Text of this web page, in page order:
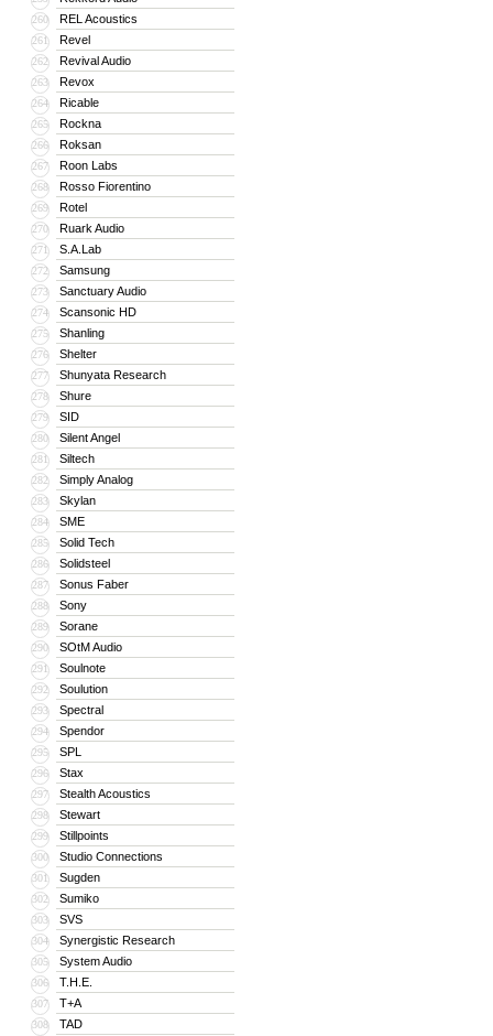
260 REL Acoustics
261 Revel
262 Revival Audio
263 Revox
264 Ricable
265 Rockna
266 Roksan
267 Roon Labs
268 Rosso Fiorentino
269 Rotel
270 Ruark Audio
271 S.A.Lab
272 Samsung
273 Sanctuary Audio
274 Scansonic HD
275 Shanling
276 Shelter
277 Shunyata Research
278 Shure
279 SID
280 Silent Angel
281 Siltech
282 Simply Analog
283 Skylan
284 SME
285 Solid Tech
286 Solidsteel
287 Sonus Faber
288 Sony
289 Sorane
290 SOtM Audio
291 Soulnote
292 Soulution
293 Spectral
294 Spendor
295 SPL
296 Stax
297 Stealth Acoustics
298 Stewart
299 Stillpoints
300 Studio Connections
301 Sugden
302 Sumiko
303 SVS
304 Synergistic Research
305 System Audio
306 T.H.E.
307 T+A
308 TAD